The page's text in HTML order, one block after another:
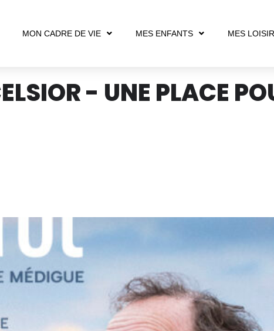
MON CADRE DE VIE MES ENFANTS MES
- UNE PLACE